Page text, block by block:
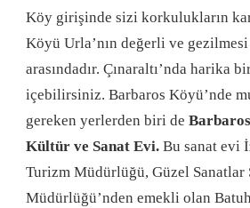
Köy girişinde sizi korkulukların
Köyü Urla’nın değerli ve
arasındadır. Çınaraltı’nda harika
içebilirsiniz. Barbaros Köyü’nde
gereken yerlerden biri de
Kültür ve Sanat Evi. Bu sanat evi
Turizm Müdürlüğü, Güzel Sanatlar
Müdürlüğü’nden emekli olan